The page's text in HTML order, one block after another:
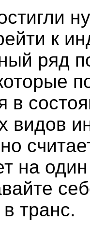
к
ряд
в
видов
на
транс.